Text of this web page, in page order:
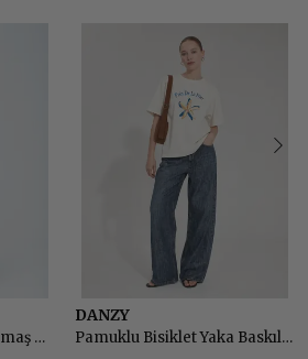
Geniş Paça Dökümlü Kumaş Pantolon
DANZY
Pamuklu Bisiklet Yaka Baskılı Basic Tshirt